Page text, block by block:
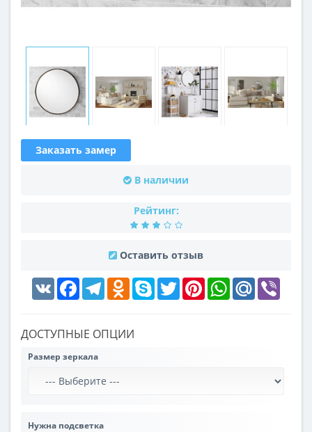
Заказать замер
В наличии
Рейтинг:
Оставить отзыв
VK FacebookTelegramOdnoklassniki
Skype Twitter PinterestWhatsAppMail.Ru
ДОСТУПНЫЕ ОПЦИИ
Размер зеркала
Нужна подсветка